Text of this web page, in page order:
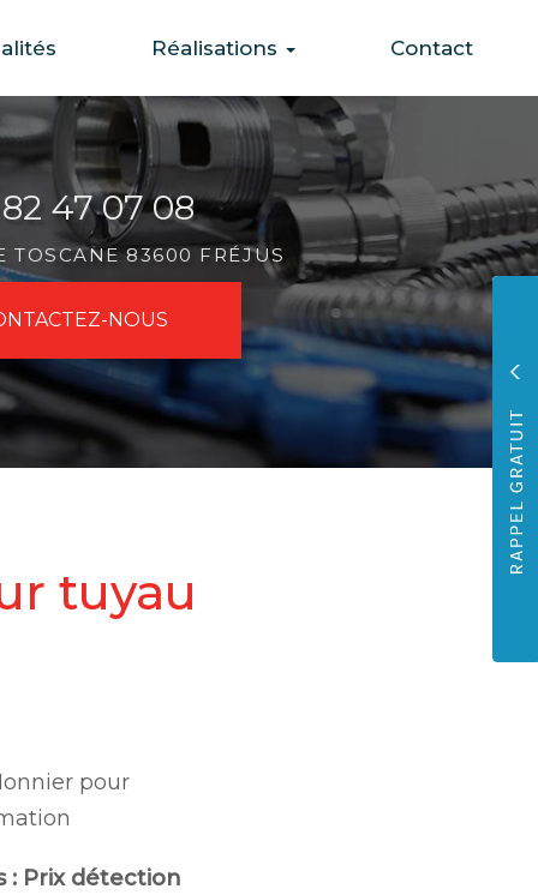
Réalisations Contact
47 07 08
TOSCANE 83600 FRÉJUS
NOUS
tuyau
pour
: Prix détection